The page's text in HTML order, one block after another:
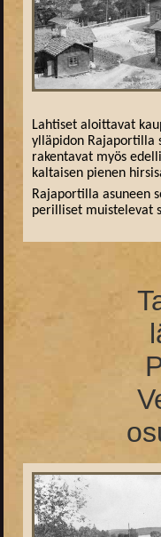
Lahtiset aloittavat
ylläpidon Rajaportilla
rakentavat myös
kaltaisen pienen
Rajaportilla asuneen
perilliset muistelevat